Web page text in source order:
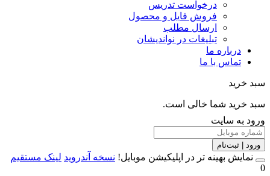
درخواست تدریس
فروش فایل و محصول
ارسال مطلب
تبلیغات در نواندیشان
درباره ما
تماس با ما
خرید شما خالی است.
به سایت
| ثبت‌نام
بهینه تر در اپلیکیشن موبایل!نسخه آندروید لینک مستقیم